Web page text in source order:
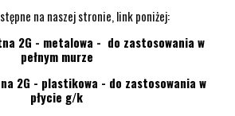
na naszej stronie, link poniżej:
2G - metalowa - do zastosowania w
pełnym murze
2G - plastikowa - do zastosowania w
płycie g/k